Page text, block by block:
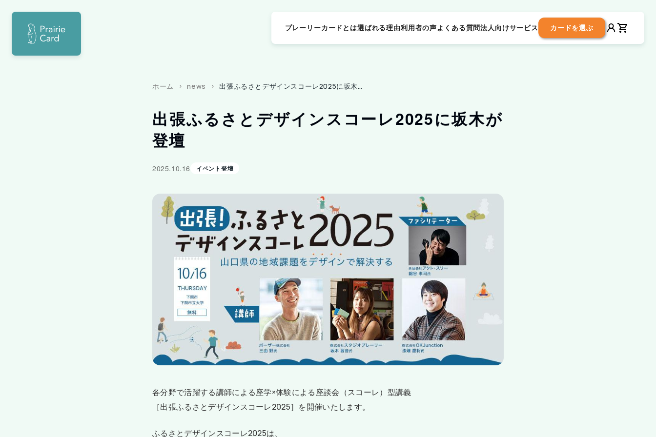
プレーリーカードとは選ばれる理由利用者の声よくある質問法人向けサービス カードを選ぶ マイページ
カート
ホーム news 出張ふるさとデザインスコーレ2025に坂木が登壇
出張ふるさとデザインスコーレ2025に坂木が
登壇
2025.10.16 イベント登壇
各分野で活躍する講師による座学×体験による座談会（スコーレ）型講義
［出張ふるさとデザインスコーレ2025］を開催いたします。
ふるさとデザインスコーレ2025は、